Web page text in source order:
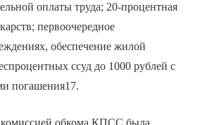
оплаты труда; 20-процентная
первоочередное
обеспечение жилой
ссуд до 1000 рублей с
погашения17.
комиссией обкома КПСС была